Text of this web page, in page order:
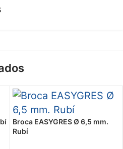
Broca EASYGRES Ø 6,5 mm.
Rubí